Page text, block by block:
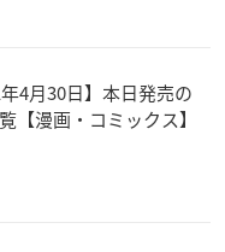
年4月30日】本日発売の
【漫画・コミックス】